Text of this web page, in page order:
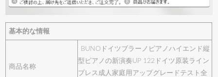
基本的な情報
商品名称
BUNOドイツブラーノピアノハイエンド縦
型ピアノの新演奏UP 122ドイツ原装ライン
プレス成人家庭用アップグレードテスト全